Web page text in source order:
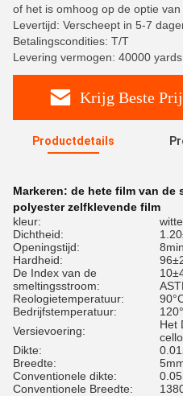
of het is omhoog op de optie van
Levertijd: Verscheept in 5-7
Betalingscondities: T/T
Levering vermogen: 40000
Krijg Beste
Productdetails
Markeren: de hete film van de
polyester zelfklevende film
kleur:
Dichtheid:
Openingstijd:
8min
Hardheid:
De Index van de
smeltingsstroom:
Reologietemperatuur:
Bedrijfstemperatuur:
Versievoering:
Het
Dikte:
Breedte:
Conventionele dikte:
Conventionele Breedte: